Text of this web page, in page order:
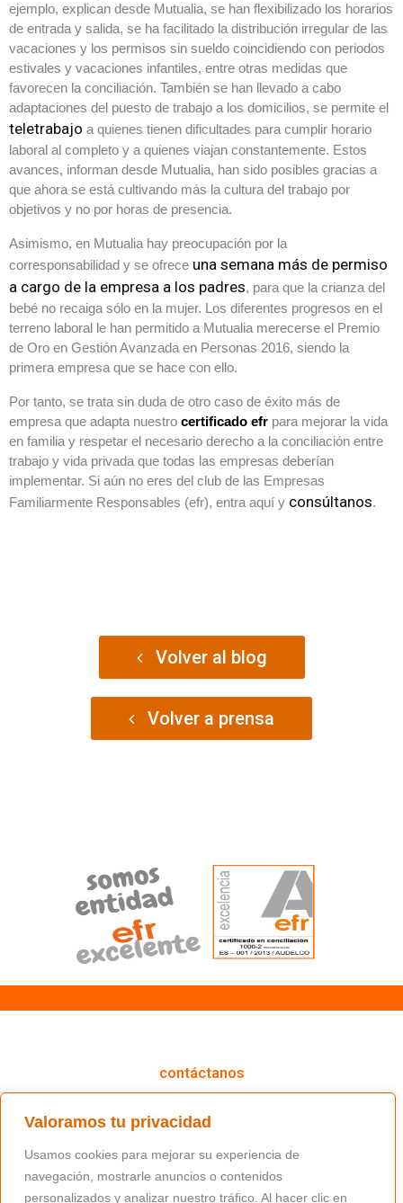
Valoramos tu privacidad
Usamos cookies para mejorar su experiencia de
navegación, mostrarle anuncios o contenidos
personalizados y analizar nuestro tráfico. Al hacer clic en
ejemplo, explican desde Mutualia, se han flexibilizado los horarios
de entrada y salida, se ha facilitado la distribución irregular de las
vacaciones y los permisos sin sueldo coincidiendo con periodos
estivales y vacaciones infantiles, entre otras medidas que
favorecen la conciliación. También se han llevado a cabo
adaptaciones del puesto de trabajo a los domicilios, se permite el
teletrabajo a quienes tienen dificultades para cumplir horario
laboral al completo y a quienes viajan constantemente. Estos
avances, informan desde Mutualia, han sido posibles gracias a
que ahora se está cultivando más la cultura del trabajo por
objetivos y no por horas de presencia.
Asimismo, en Mutualia hay preocupación por la
corresponsabilidad y se ofrece una semana más de permiso
a cargo de la empresa a los padres, para que la crianza del
bebé no recaiga sólo en la mujer. Los diferentes progresos en el
terreno laboral le han permitido a Mutualia merecerse el Premio
de Oro en Gestión Avanzada en Personas 2016, siendo la
primera empresa que se hace con ello.
Por tanto, se trata sin duda de otro caso de éxito más de
empresa que adapta nuestro certificado efr para mejorar la vida
en familia y respetar el necesario derecho a la conciliación entre
trabajo y vida privada que todas las empresas deberían
implementar. Si aún no eres del club de las Empresas
Familiarmente Responsables (efr), entra aquí y consúltanos.
Volver al blog
Volver a prensa
contáctanos
(+34) 91 766 98 56 / fundacion@masfamilia.org
síguenos en nuestras redes sociales